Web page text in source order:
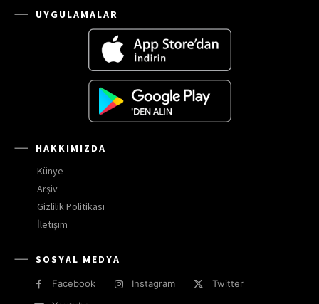
UYGULAMALAR
HAKKIMIZDA
Künye
Arşiv
Gizlilik Politikası
İletişim
SOSYAL MEDYA
Facebook Instagram
Twitter